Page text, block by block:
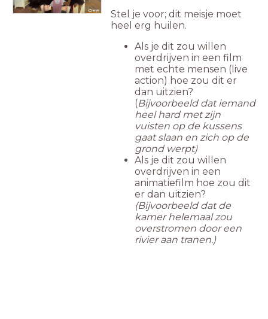
Stel je voor; dit meisje moet
heel erg huilen.
Als je dit zou willen
overdrijven in een film
met echte mensen (live
action) hoe zou dit er
dan uitzien?
(Bijvoorbeeld dat iemand
heel hard met zijn
vuisten op de kussens
gaat slaan en zich op de
grond werpt)
Als je dit zou willen
overdrijven in een
animatiefilm hoe zou dit
er dan uitzien?
(Bijvoorbeeld dat de
kamer helemaal zou
overstromen door een
rivier aan tranen.)